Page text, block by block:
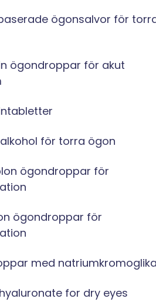
ögonsalvor för
ögondroppar för akut
för torra ögon
ögondroppar för
ögondroppar för
med
for dry eyes